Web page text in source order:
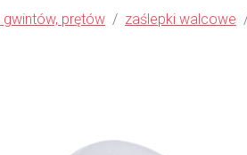
gwintów, prętów zaślepki walcowe